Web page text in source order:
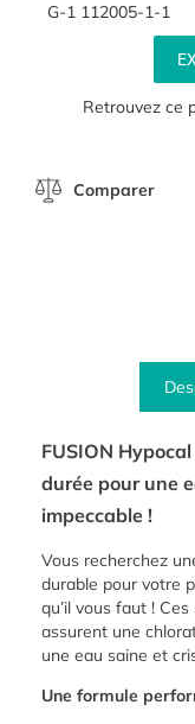
G-1 112005-1-1
Retrouvez ce
Comparer
FUSION
durée pour une
impeccable !
Vous recherchez
durable pour votre
qu’il vous faut !
assurent une
une eau saine et
Une formule